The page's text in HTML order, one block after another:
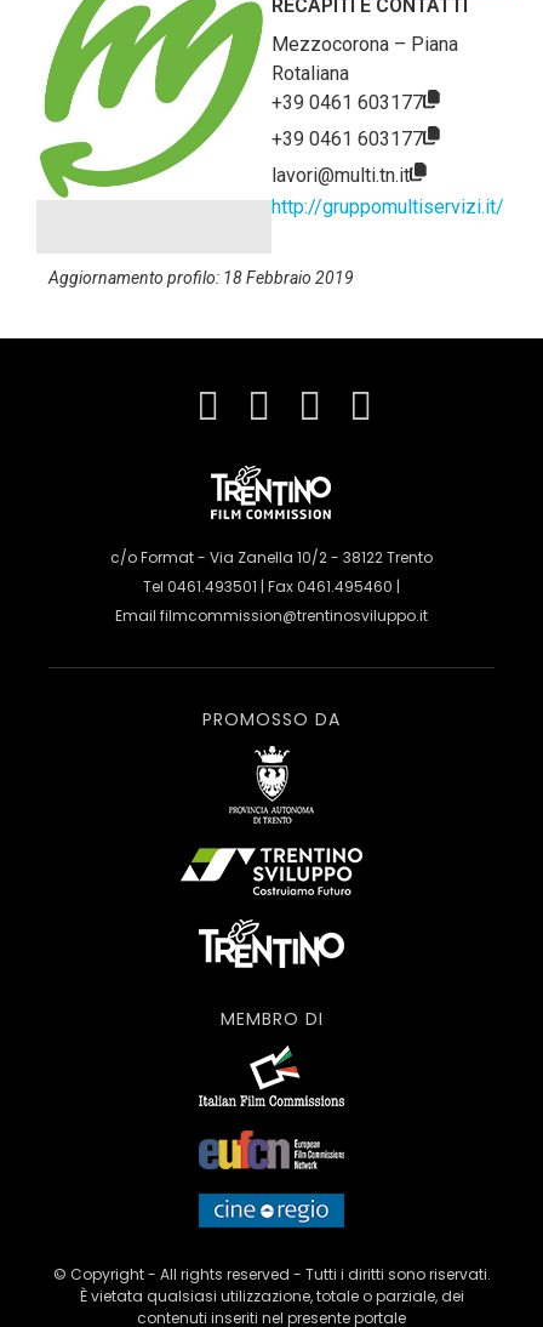
RECAPITI E CONTATTI
Mezzocorona – Piana
Rotaliana
+39 0461 603177
+39 0461 603177
lavori@multi.tn.it
http://gruppomultiservizi.it/
Aggiornamento profilo: 18 Febbraio 2019
c/o Format - Via Zanella 10/2 - 38122 Trento
Tel 0461.493501 | Fax 0461.495460 |
Email filmcommission@trentinosviluppo.it
PROMOSSO DA
MEMBRO DI
© Copyright - All rights reserved - Tutti i diritti sono riservati.
È vietata qualsiasi utilizzazione, totale o parziale, dei
contenuti inseriti nel presente portale